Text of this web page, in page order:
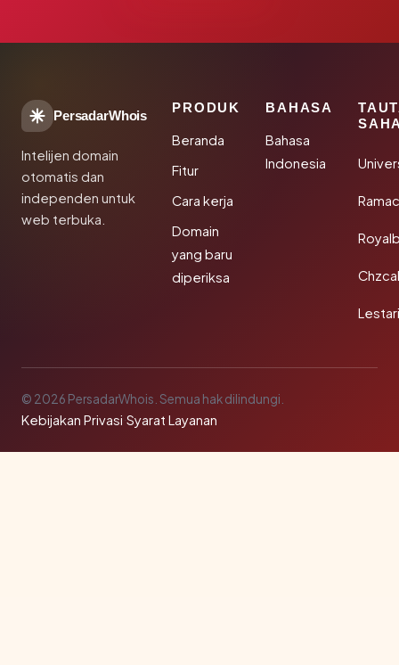
PersadarWhois
Intelijen domain
otomatis dan
independen untuk
web terbuka.
PRODUK
Beranda
Fitur
Cara kerja
Domain
yang baru
diperiksa
BAHASA
Bahasa
Indonesia
© 2026 PersadarWhois. Semua hak dilindungi.
Kebijakan Privasi·Syarat Layanan